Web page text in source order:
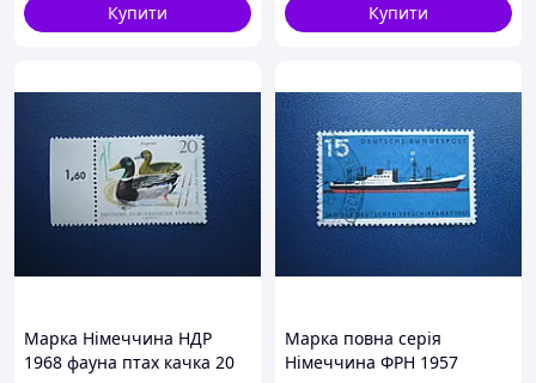
Купити Купити
Марка Німеччина НДР
1968 фауна птах качка 20
Марка повна серія
Німеччина ФРН 1957